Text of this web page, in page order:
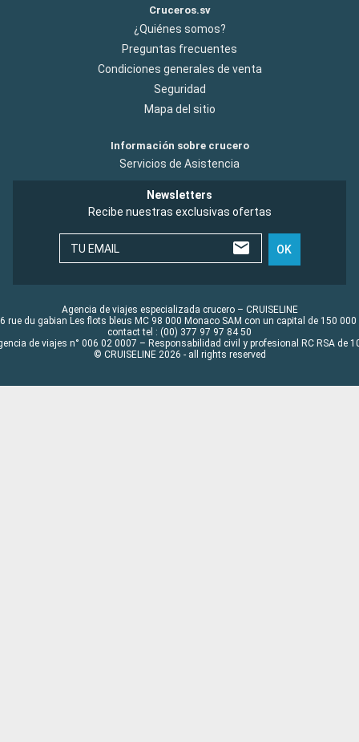
Cruceros.sv
¿Quiénes somos?
Preguntas frecuentes
Condiciones generales de venta
Seguridad
Mapa del sitio
Información sobre crucero
Servicios de Asistencia
Newsletters
Recibe nuestras exclusivas ofertas
TU EMAIL OK
Agencia de viajes especializada crucero – CRUISELINE
rue du gabian Les flots bleus MC 98 000 Monaco SAM con un capital de 150 000
contact tel : (00) 377 97 97 84 50
de viajes n° 006 02 0007 – Responsabilidad civil y profesional RC RSA de
© CRUISELINE 2026 - all rights reserved